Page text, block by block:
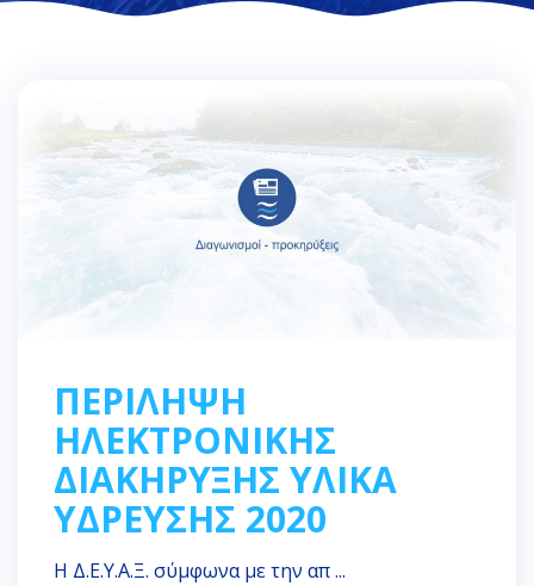
ΠΕΡΙΛΗΨΗ
ΗΛΕΚΤΡΟΝΙΚΗΣ
ΔΙΑΚΗΡΥΞΗΣ ΥΛΙΚΑ
ΥΔΡΕΥΣΗΣ 2020
Η Δ.Ε.Υ.Α.Ξ. σύμφωνα με την απ ...